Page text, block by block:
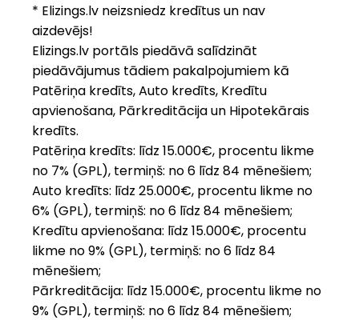
* Elizings.lv neizsniedz kredītus un nav
aizdevējs!
Elizings.lv portāls piedāvā salīdzināt
piedāvājumus tādiem pakalpojumiem kā
Patēriņa kredīts, Auto kredīts, Kredītu
apvienošana, Pārkreditācija un Hipotekārais
kredīts.
Patēriņa kredīts: līdz 15.000€, procentu likme
no 7% (GPL), termiņš: no 6 līdz 84 mēnešiem;
Auto kredīts: līdz 25.000€, procentu likme no
6% (GPL), termiņš: no 6 līdz 84 mēnešiem;
Kredītu apvienošana: līdz 15.000€, procentu
likme no 9% (GPL), termiņš: no 6 līdz 84
mēnešiem;
Pārkreditācija: līdz 15.000€, procentu likme no
9% (GPL), termiņš: no 6 līdz 84 mēnešiem;